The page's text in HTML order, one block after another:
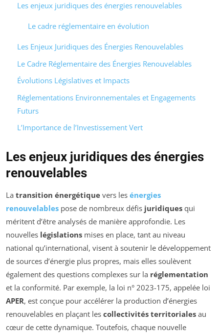
Les enjeux juridiques des énergies renouvelables
Le cadre réglementaire en évolution
Les Enjeux Juridiques des Énergies Renouvelables
Le Cadre Réglementaire des Énergies Renouvelables
Évolutions Législatives et Impacts
Réglementations Environnementales et Engagements
Futurs
L’Importance de l’Investissement Vert
Les enjeux juridiques des énergies
renouvelables
La transition énergétique vers les énergies
renouvelables pose de nombreux défis juridiques qui
méritent d’être analysés de manière approfondie. Les
nouvelles législations mises en place, tant au niveau
national qu’international, visent à soutenir le développement
de sources d’énergie plus propres, mais elles soulèvent
également des questions complexes sur la réglementation
et la conformité. Par exemple, la loi n° 2023-175, appelée loi
APER, est conçue pour accélérer la production d’énergies
renouvelables en plaçant les collectivités territoriales au
cœur de cette dynamique. Toutefois, chaque nouvelle